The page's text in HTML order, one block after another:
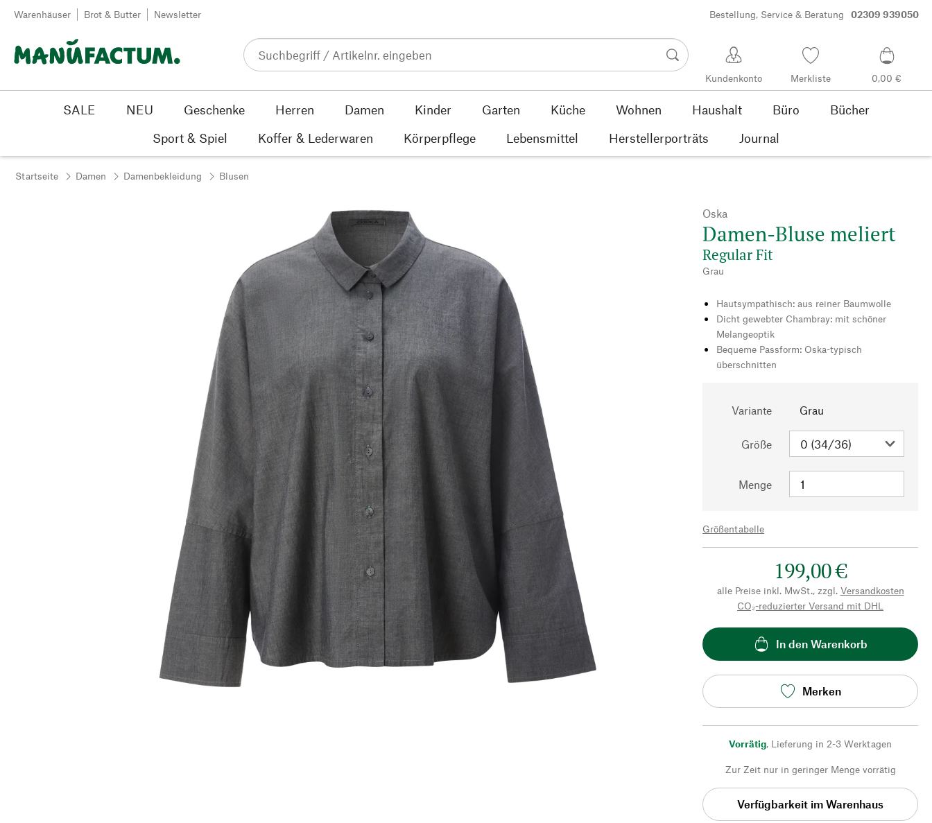
Zum Inhalt springen
Warenhäuser Brot & Butter Newsletter Bestellung, Service & Beratung 02309 939050
Kundenkonto Merkliste 0,00 €
SALE NEU Geschenke Herren Damen Kinder Garten Küche Wohnen Haushalt Büro
Bücher
Sport & Spiel
Koffer & Lederwaren Körperpflege Lebensmittel Herstellerporträts Journal
Startseite Damen Damenbekleidung Blusen
Oska
Damen-Bluse meliert
Regular Fit
Grau
Hautsympathisch: aus reiner Baumwolle
Dicht gewebter Chambray: mit schöner
Melangeoptik
Bequeme Passform: Oska-typisch
überschnitten
Variante Grau
Größe
Menge
Größentabelle
199,00 €
alle Preise inkl. MwSt., zzgl. Versandkosten
CO₂-reduzierter Versand mit DHL
In den Warenkorb
Merken
Vorrätig, Lieferung in 2-3 Werktagen
Zur Zeit nur in geringer Menge vorrätig
Verfügbarkeit im Warenhaus